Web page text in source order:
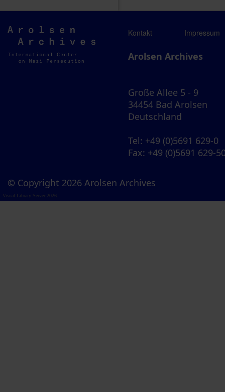
Arolsen
Archives
Kontakt Impressum
Arolsen Archives
Große Allee 5 - 9
34454 Bad Arolsen
Deutschland
Tel: +49 (0)5691 629-0
Fax: +49 (0)5691 629-
© Copyright 2026 Arolsen Archives
Visual Library Server 2026